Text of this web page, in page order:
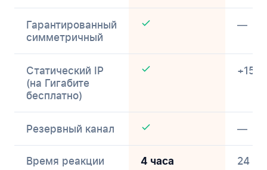
Гарантированный
симметричный
—
Статический IP
(на Гигабите
бесплатно)
+150
Резервный канал —
Время реакции 4 часа 24